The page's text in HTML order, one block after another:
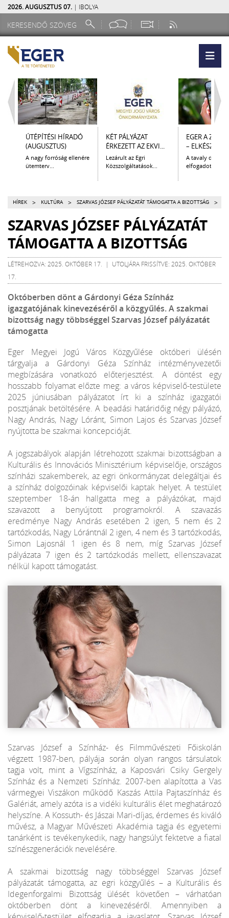
2026. AUGUSZTUS 07. | IBOLYA
ÚTÉPÍTÉSI HÍRADÓ
(AUGUSZTUS)
A nagy forróság ellenére
ütemterv...
KÉT PÁLYÁZAT
ÉRKEZETT AZ EKVI...
Lezárult az Egri
Közszolgáltatások...
EGER A
– ELKÉSZÜLT
A tavaly
elfogadott
HÍREK > KULTÚRA > SZARVAS JÓZSEF PÁLYÁZATÁT TÁMOGATTA A BIZOTTSÁG >
SZARVAS JÓZSEF PÁLYÁZATÁT
TÁMOGATTA A BIZOTTSÁG
LÉTREHOZVA: 2025. OKTÓBER 17. | UTOLJÁRA FRISSÍTVE: 2025. OKTÓBER
17.
Októberben dönt a Gárdonyi Géza Színház
igazgatójának kinevezéséről a közgyűlés. A szakmai
bizottság nagy többséggel Szarvas József pályázatát
támogatta
Eger Megyei Jogú Város Közgyűlése októberi ülésén
tárgyalja a Gárdonyi Géza Színház intézményvezetői
megbízására vonatkozó előterjesztést. A döntést egy
hosszabb folyamat előzte meg: a város képviselő-testülete
2025 júniusában pályázatot írt ki a színház igazgatói
posztjának betöltésére. A beadási határidőig négy pályázó,
Nagy András, Nagy Lóránt, Simon Lajos és Szarvas József
nyújtotta be szakmai koncepcióját.
A jogszabályok alapján létrehozott szakmai bizottságban a
Kulturális és Innovációs Minisztérium képviselője, országos
színházi szakemberek, az egri önkormányzat delegáltjai és
a színház dolgozóinak képviselői kaptak helyet. A testület
szeptember 18-án hallgatta meg a pályázókat, majd
szavazott a benyújtott programokról. A szavazás
eredménye Nagy András esetében 2 igen, 5 nem és 2
tartózkodás, Nagy Lórántnál 2 igen, 4 nem és 3 tartózkodás,
Simon Lajosnál 1 igen és 8 nem, míg Szarvas József
pályázata 7 igen és 2 tartózkodás mellett, ellenszavazat
nélkül kapott támogatást.
Szarvas József a Színház- és Filmművészeti Főiskolán
végzett 1987-ben, pályája során olyan rangos társulatok
tagja volt, mint a Vígszínház, a Kaposvári Csiky Gergely
Színház és a Nemzeti Színház. 2007-ben alapította a Vas
vármegyei Viszákon működő Kaszás Attila Pajtaszínház és
Galériát, amely azóta is a vidéki kulturális élet meghatározó
helyszíne. A Kossuth- és Jászai Mari-díjas, érdemes és kiváló
művész, a Magyar Művészeti Akadémia tagja és egyetemi
tanárként is tevékenykedik, nagy hangsúlyt fektetve a fiatal
színészgenerációk nevelésére.
A szakmai bizottság nagy többséggel Szarvas József
pályázatát támogatta, az egri közgyűlés – a Kulturális és
Idegenforgalmi Bizottság ülését követően – várhatóan
októberben dönt a kinevezéséről. Amennyiben a